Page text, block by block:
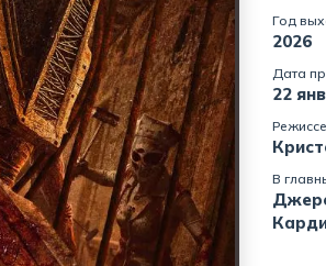
Год
2026
Дата
22
В